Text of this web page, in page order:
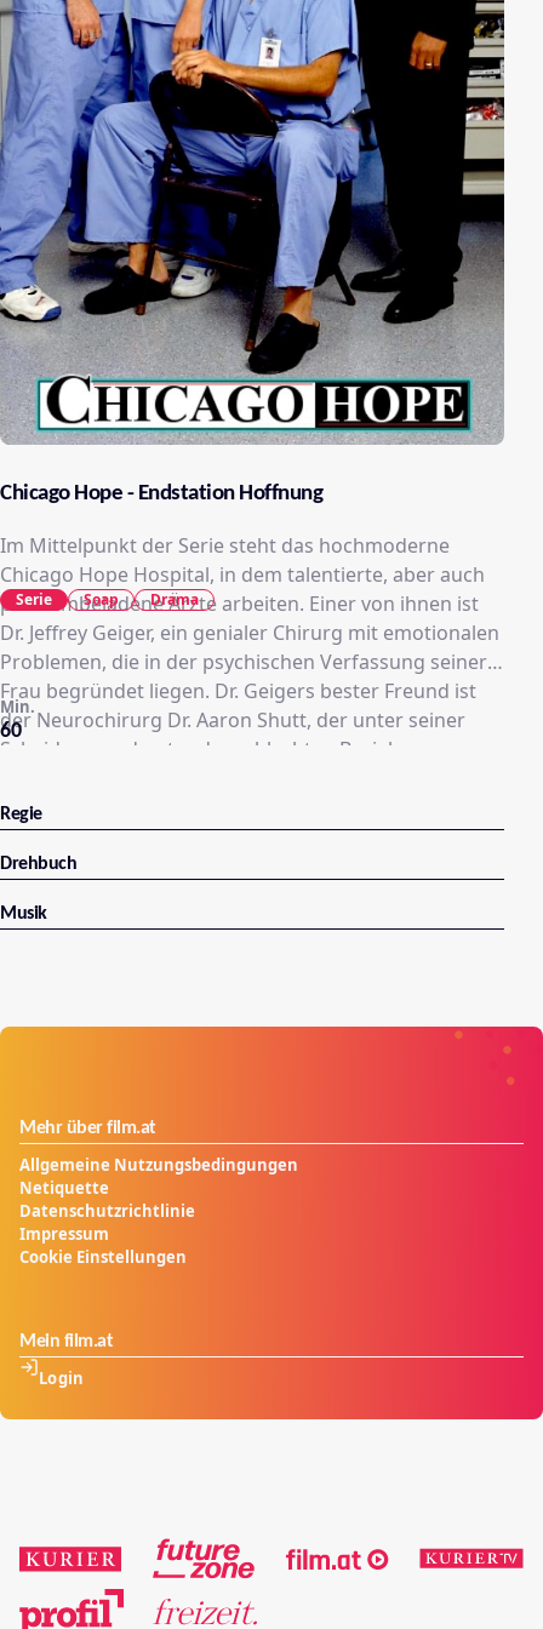
Chicago Hope - Endstation Hoffnung
Im Mittelpunkt der Serie steht das hochmoderne
Chicago Hope Hospital, in dem talentierte, aber auch
problembeladene Ärzte arbeiten. Einer von ihnen ist
Dr. Jeffrey Geiger, ein genialer Chirurg mit emotionalen
Problemen, die in der psychischen Verfassung seiner
Frau begründet liegen. Dr. Geigers bester Freund ist
der Neurochirurg Dr. Aaron Shutt, der unter seiner
Scheidung und unter der schlechten Beziehung zu
talentierte Herzchirurgin Dr. Kate Austin, die mit ihrer
feministischen Einstellung und ihrem Ehrgeiz oft
aneckt und mit Dr. Geiger um den Posten des
60
Min.
Serie Soap Drama
Regie
Drehbuch
Musik
Mehr über film.at
Allgemeine Nutzungsbedingungen
Netiquette
Datenschutzrichtlinie
Impressum
Cookie Einstellungen
Mein film.at
Login